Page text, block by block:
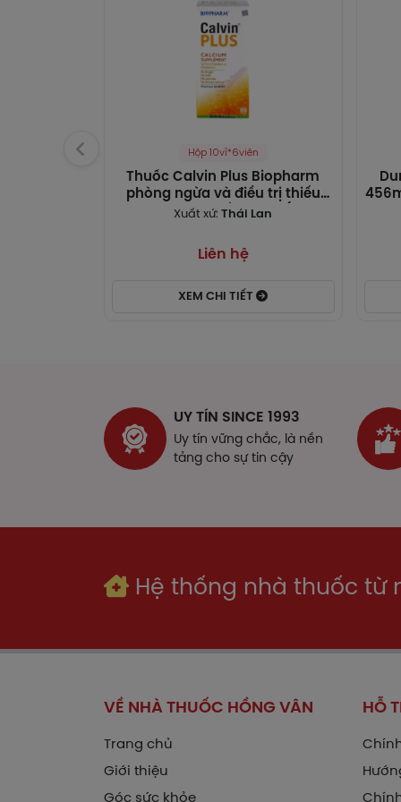
có
lại
Hộp 10vỉ*6viên
Thuốc Calvin Plus Biopharm
phòng ngừa và điều trị thiếu
vitamin D và thiếu canxi (10 vỉ x
Xuất xứ:Thái Lan
Liên hệ
XEM CHI TIẾT
UY TÍN SINCE 1993
Uy tín vững chắc, là nền
tảng cho sự tin cậy
Hệ thống nhà thuốc từ
VỀ NHÀ THUỐC HỒNG VÂN
Trang chủ
Giới thiệu
Góc sức khỏe
HỖ